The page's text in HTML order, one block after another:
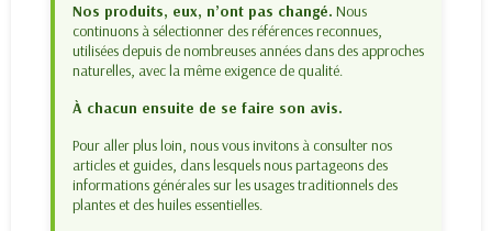
Nos produits, eux, n’ont pas changé. Nous
continuons à sélectionner des références reconnues,
utilisées depuis de nombreuses années dans des approches
naturelles, avec la même exigence de qualité.
À chacun ensuite de se faire son avis.
Pour aller plus loin, nous vous invitons à consulter nos
articles et guides, dans lesquels nous partageons des
informations générales sur les usages traditionnels des
plantes et des huiles essentielles.